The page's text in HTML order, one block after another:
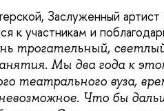
Заслуженный
к участникам и
трогательный,
Мы два года к
театрального вуза,
Что бы